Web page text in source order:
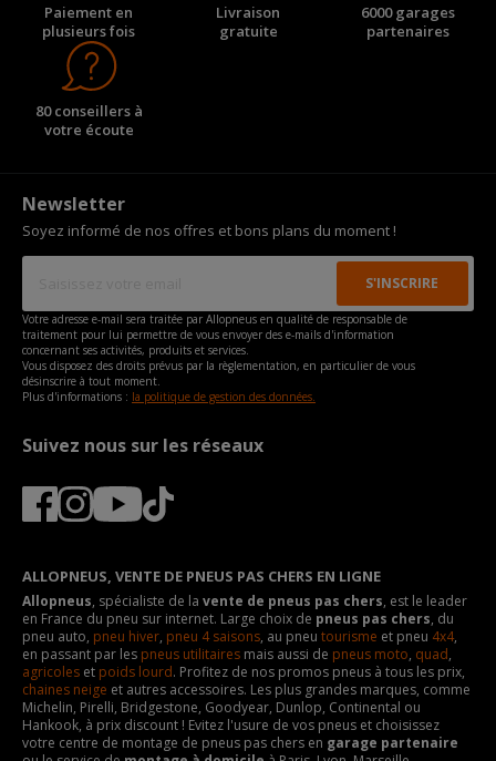
Paiement en
plusieurs fois
Livraison
gratuite
6000 garages
partenaires
80 conseillers à
votre écoute
Newsletter
Soyez informé de nos offres et bons plans du moment !
Votre adresse e-mail sera traitée par Allopneus en qualité de responsable de
traitement pour lui permettre de vous envoyer des e-mails d'information
concernant ses activités, produits et services.
Vous disposez des droits prévus par la règlementation, en particulier de vous
désinscrire à tout moment.
Plus d'informations : la politique de gestion des données.
Suivez nous sur les réseaux
ALLOPNEUS, VENTE DE PNEUS PAS CHERS EN LIGNE
Allopneus, spécialiste de la vente de pneus pas chers, est le leader
en France du pneu sur internet. Large choix de pneus pas chers, du
pneu auto, pneu hiver, pneu 4 saisons, au pneu tourisme et pneu 4x4,
en passant par les pneus utilitaires mais aussi de pneus moto, quad,
agricoles et poids lourd. Profitez de nos promos pneus à tous les prix,
chaines neige et autres accessoires. Les plus grandes marques, comme
Michelin, Pirelli, Bridgestone, Goodyear, Dunlop, Continental ou
Hankook, à prix discount ! Evitez l'usure de vos pneus et choisissez
votre centre de montage de pneus pas chers en garage partenaire